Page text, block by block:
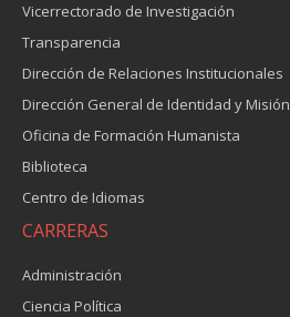
Vicerrectorado de Investigación
Transparencia
Dirección de Relaciones Institucionales
Dirección General de Identidad y Misión
Oficina de Formación Humanista
Biblioteca
Centro de Idiomas
CARRERAS
Administración
Ciencia Política